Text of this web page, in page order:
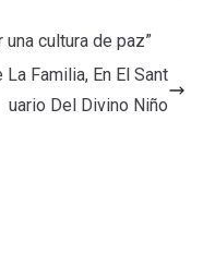
una cultura de paz”
Familia, En El Sant
uario Del Divino Niño